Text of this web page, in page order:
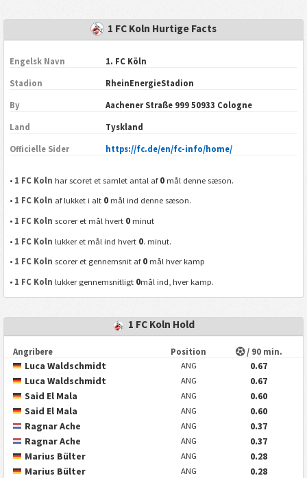
1 FC Koln Hurtige Facts
Engelsk Navn 1. FC Köln
Stadion RheinEnergieStadion
By Aachener Straße 999 50933 Cologne
Land Tyskland
Officielle Sider https://fc.de/en/fc-info/home/
• 1 FC Koln har scoret et samlet antal af 0 mål denne sæson.
• 1 FC Koln af lukket i alt 0 mål ind denne sæson.
• 1 FC Koln scorer et mål hvert 0 minut
• 1 FC Koln lukker et mål ind hvert 0. minut.
• 1 FC Koln scorer et gennemsnit af 0 mål hver kamp
• 1 FC Koln lukker gennemsnitligt 0mål ind, hver kamp.
1 FC Koln Hold
Angribere Position / 90 min.
Luca Waldschmidt ANG
0.67
Luca Waldschmidt
ANG
0.67
Said El Mala
ANG
0.60
Said El Mala
ANG
0.60
Ragnar Ache
ANG
0.37
Ragnar Ache
ANG
0.37
Marius Bülter
ANG
0.28
Marius Bülter
ANG
0.28